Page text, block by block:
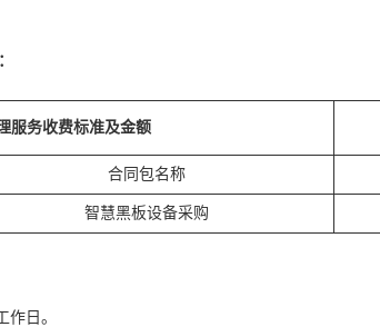
服务收费标准及金额
合同包名称
智慧黑板设备采购
作日。